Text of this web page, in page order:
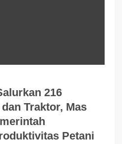
216
Traktor, Mas
Petani